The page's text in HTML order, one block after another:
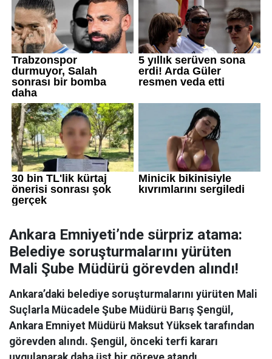
Ankara Emniyeti’nde sürpriz atama:
Belediye soruşturmalarını yürüten
Mali Şube Müdürü görevden alındı!
Ankara’daki belediye soruşturmalarını yürüten Mali
Suçlarla Mücadele Şube Müdürü Barış Şengül,
Ankara Emniyet Müdürü Maksut Yüksek tarafından
görevden alındı. Şengül, önceki terfi kararı